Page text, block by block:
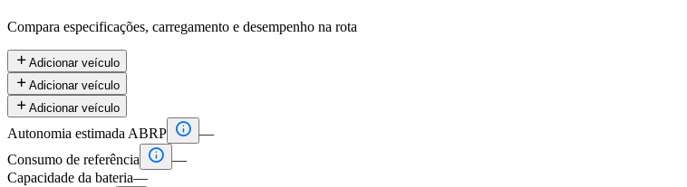
Compara especificações, carregamento e desempenho na rota
 Adicionar veículo
 Adicionar veículo
 Adicionar veículo
Autonomia estimada ABRP  —
Consumo de referência
 —
Capacidade da bateria—